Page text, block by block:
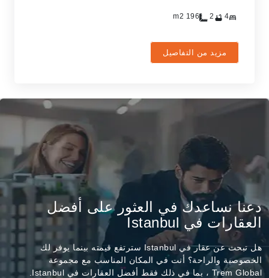
4
2
196
مزيد من التفاصيل
دعنا نساعدك في العثور على أفضل
العقارات في Istanbul
هل تبحث عن عقار في Istanbul سترتفع قيمته بينما يوفر لك
الخصوصية والراحة؟ أنت في المكان المناسب مع مجموعة
Trem Global ، بما في ذلك فقط أفضل العقارات في Istanbul.